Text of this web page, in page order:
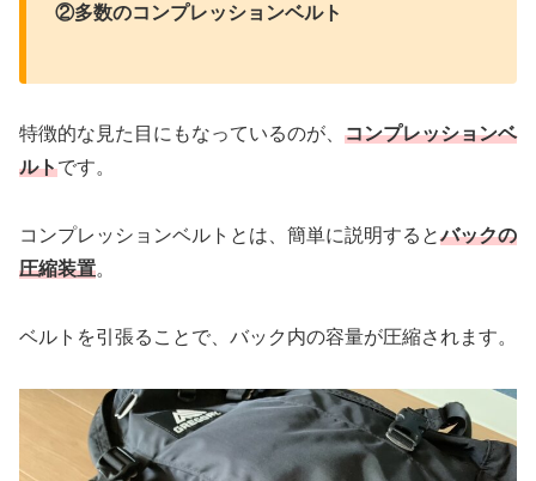
②多数のコンプレッションベルト
特徴的な見た目にもなっているのが、 コンプレッションベ
ルトです。
コンプレッションベルトとは、簡単に説明するとバックの
圧縮装置。
ベルトを引張ることで、バック内の容量が圧縮されます。